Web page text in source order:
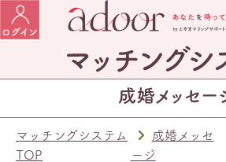
マッチングシステム
TOP
成婚メッセ
ージ